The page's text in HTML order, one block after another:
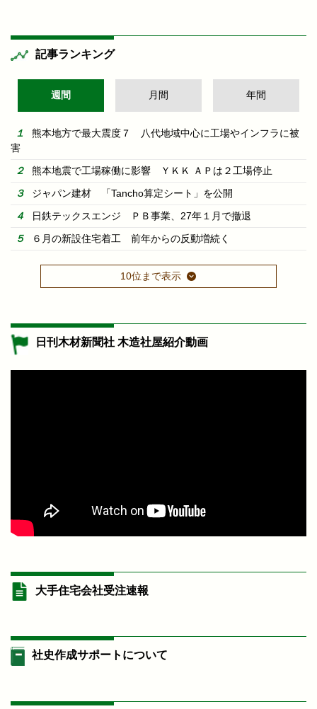
記事ランキング
週間 月間 年間
熊本地方で最大震度７ 八代地域中心に工場やインフラに被
害
熊本地震で工場稼働に影響 ＹＫＫ ＡＰは２工場停止
ジャパン建材 「Tancho算定シート」を公開
日鉄テックスエンジ ＰＢ事業、27年１月で撤退
６月の新設住宅着工 前年からの反動増続く
10位まで表示
日刊木材新聞社 木造社屋紹介動画
大手住宅会社受注速報
社史作成サポートについて